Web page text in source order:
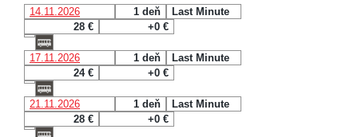
14.11.2026
1 deň
Last Minute
28 €
+0 €
17.11.2026 1 deň
Last Minute
24 €
+0 €
21.11.2026 1 deň
Last Minute
28 €
+0 €